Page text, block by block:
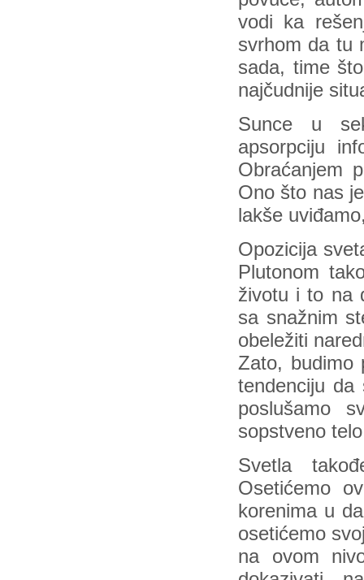
vodi ka
svrhom da tu
sada, time
najčudnije
Sunce u
apsorpciju
Obraćanjem
Ono što nas
lakše
Opozicija
Plutonom
životu i to na
sa snažnim
obeležiti
Zato, budimo
tendenciju da
poslušamo
sopstveno
Svetla
Osetićemo
korenima u
osetićemo
na ovom